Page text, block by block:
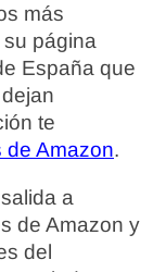
más
página
España que
te
de Amazon.
a
de Amazon y
del